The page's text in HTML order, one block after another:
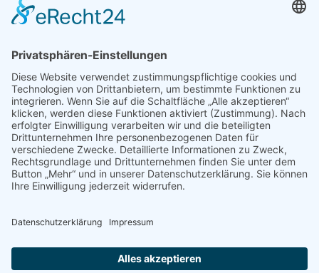
Rückreise
arbeiten unentgeltlich. Danke!
Information: Ab 29. Mai sind bis zu 100 Personen für Veranstaltungen
zugelassen. Sie müssen sich damit nicht mehr für unsere Exkursionen
anmelden. Aber wir bitten Sie, den geforderten Mindestabstand von 1 Meter
zu anderen Personen einzuhalten sowie alle weiterenpersönlichen
Schutzmaßnahmen gegen das Coronavirus(Link: Sozialministerium
Österreich) zu beachten.